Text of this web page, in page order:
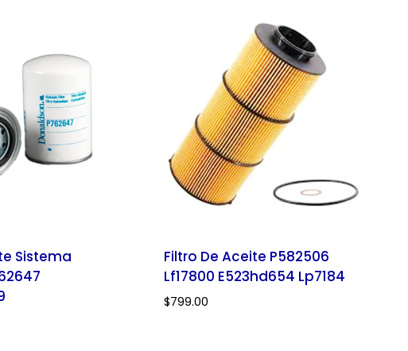
Sistema
Filtro De Aceite P582506
Lf17800 E523hd654 Lp7184
$799.00